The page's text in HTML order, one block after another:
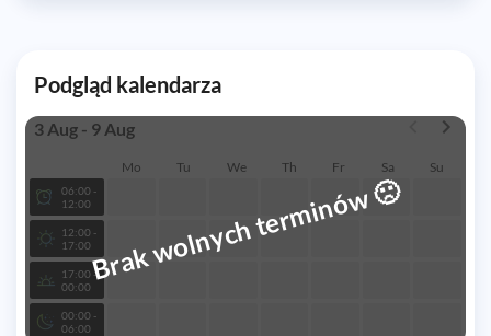
Podgląd kalendarza
3 Aug - 9 Aug
Mo Tu We Th Fr Sa Su
06:00 -
12:00
12:00 -
17:00
17:00 -
00:00
00:00 -
06:00
Brak wolnych terminów🙁